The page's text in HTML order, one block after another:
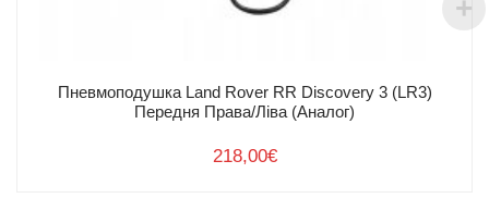
Пневмоподушка Land Rover RR Discovery 3 (LR3)
Передня Права/Ліва (Аналог)
218,00€